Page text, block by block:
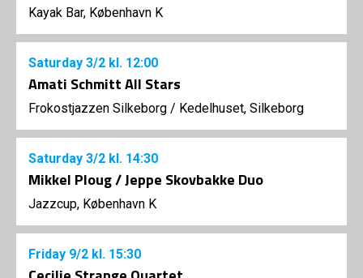
Kayak Bar, København K
Saturday 3/2 kl. 12:00
Amati Schmitt All Stars
Frokostjazzen Silkeborg / Kedelhuset, Silkeborg
Saturday 3/2 kl. 14:30
Mikkel Ploug / Jeppe Skovbakke Duo
Jazzcup, København K
Friday 9/2 kl. 15:30